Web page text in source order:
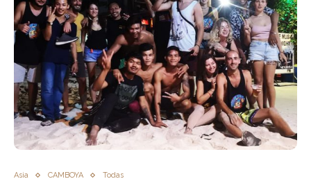
Asia CAMBOYA Todas